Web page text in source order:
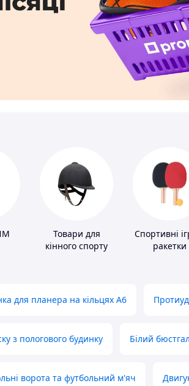
Товари для
кінного спорту
Спортивні
ракетки
для планера на кільцях А6
з пологового будинку Білий
ворота та футбольний м'яч